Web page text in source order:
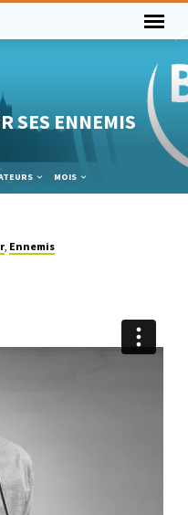
SES ENNEMIS
MOIS
, Ennemis